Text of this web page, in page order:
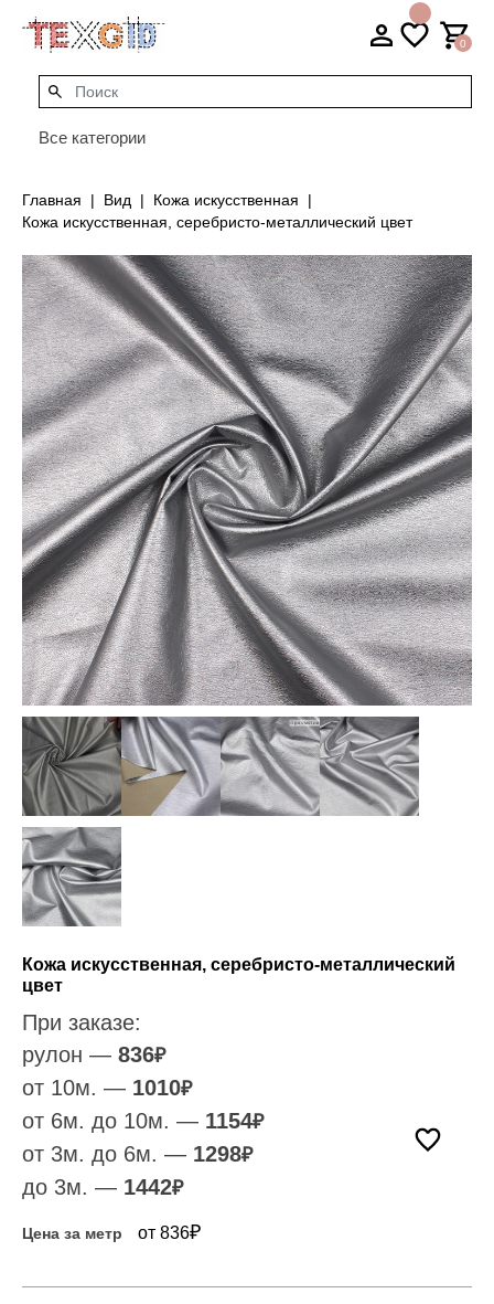
0
Все категории
Главная Вид
Кожа искусственная
Кожа искусственная, серебристо-металлический цвет
Кожа искусственная, серебристо-металлический
цвет
При заказе:
рулон — 836₽
от 10м. — 1010₽
от 6м. до 10м. — 1154₽
от 3м. до 6м. — 1298₽
до 3м. — 1442₽
Цена за метр от 836₽